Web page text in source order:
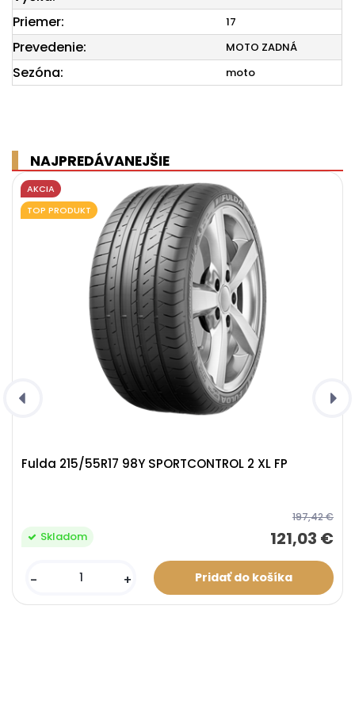
Priemer: 17
Prevedenie: MOTO ZADNÁ
Sezóna: moto
NAJPREDÁVANEJŠIE
Fulda 215/55R17 98Y SPORTCONTROL 2 XL FP
197,42 €
121,03 €
- +
Skladom
AKCIA
TOP PRODUKT